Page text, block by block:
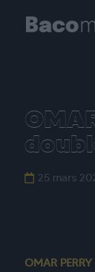
25 mars
OMAR PERRY